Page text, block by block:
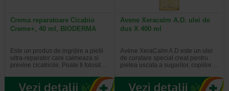
Crema reparatoare Cicabio
Creme+, 40 ml, BIODERMA
Este un produs de ingrijire a pielii
ultra-reparator care calmeaza si
previne cicatricile. Poate fi folosit…
Avene Xeracalm A.D. ulei de
dus X 400 ml
Avène XeraCalm A.D este un ulei
de curatare special creat pentru
pielea uscata a sugarilor, copiilor…